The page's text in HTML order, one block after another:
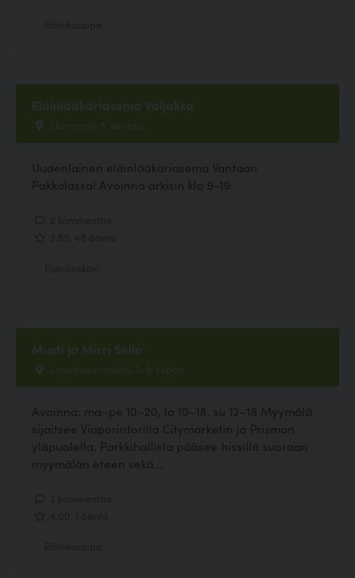
Eläinlääkäriasema Valjakko
Elannontie 5, Vantaa
Uudenlainen eläinlääkäriasema Vantaan
Pakkalassa! Avoinna arkisin klo 9-19.
Musti ja Mirri Sello
Leppävaarankatu 3-9, Espoo
Avoinna: ma–pe 10–20, la 10–18, su 12–18 Myymälä
sijaitsee Viaporintorilla Citymarketin ja Prisman
yläpuolella. Parkkihallista pääsee hissillä suoraan
myymälän eteen sekä...